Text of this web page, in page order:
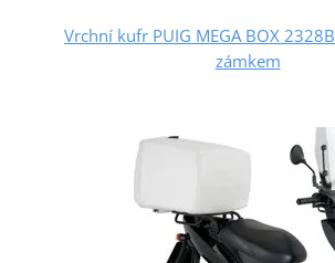
Vrchní kufr PUIG MEGA BOX
zámkem